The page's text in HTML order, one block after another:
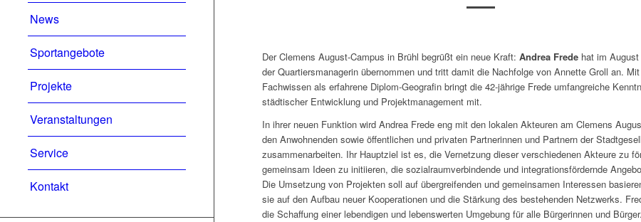
News
Sportangebote
Projekte
Veranstaltungen
Service
Kontakt
Der Clemens August-Campus in Brühl begrüßt ein neue Kraft: Andrea Fredehat im August
der Quartiersmanagerin übernommen und tritt damit die Nachfolge von Annette Groll an.
Fachwissen als erfahrene Diplom-Geografin bringt die 42-jährige Frede umfangreiche
städtischer Entwicklung und Projektmanagement mit.
In ihrer neuen Funktion wird Andrea Frede eng mit den lokalen Akteuren am Clemens
den Anwohnenden sowie öffentlichen und privaten Partnerinnen und Partnern der
zusammenarbeiten. Ihr Hauptziel ist es, die Vernetzung dieser verschiedenen Akteure zu
gemeinsam Ideen zu initiieren, die sozialraumverbindende und integrationsfördernde
Die Umsetzung von Projekten soll auf übergreifenden und gemeinsamen Interessen
sie auf den Aufbau neuer Kooperationen und die Stärkung des bestehenden Netzwerks.
die Schaffung einer lebendigen und lebenswerten Umgebung für alle Bürgerinnen und Bürger.